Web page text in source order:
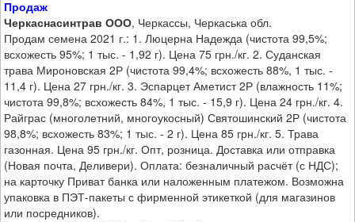
Продаж
Черкаснасинтрав ООО, Черкассы, Черкаська обл.
Продам семена 2021 г.: 1. Люцерна Надежда (чистота 99,5%;
всхожесть 95%; 1 тыс. - 1,92 г). Цена 75 грн./кг. 2. Суданская
трава Мироновская 2Р (чистота 99,4%; всхожесть 88%, 1 тыс. -
11,4 г). Цена 27 грн./кг. 3. Эспарцет Аметист 2Р (влажность 11%;
чистота 99,8%; всхожесть 84%, 1 тыс. - 15,9 г). Цена 24 грн./кг. 4.
Райграс (многолетний, многоукосный) Святошинский 2Р (чистота
98,8%; всхожесть 83%; 1 тыс. - 2 г). Цена 85 грн./кг. 5. Трава
газонная. Цена 95 грн./кг. Опт, розница. Доставка или отправка
(Новая почта, Деливери). Оплата: безналичный расчёт (с НДС);
на карточку Приват банка или наложенным платежом. Возможна
упаковка в ПЭТ-пакеты с фирменной этикеткой (для магазинов
или посредников).